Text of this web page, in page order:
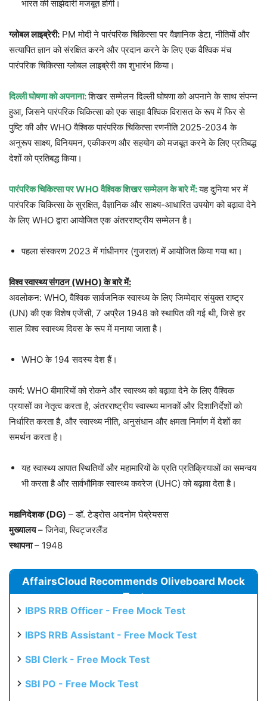
भारत की साझेदारी मजबूत होगी।
ग्लोबल लाइब्रेरी: PM मोदी ने पारंपरिक चिकित्सा पर वैज्ञानिक डेटा, नीतियों और
सत्यापित ज्ञान को संरक्षित करने और प्रदान करने के लिए एक वैश्विक मंच
पारंपरिक चिकित्सा ग्लोबल लाइब्रेरी का शुभारंभ किया।
दिल्ली घोषणा को अपनाना:शिखर सम्मेलन दिल्ली घोषणा को अपनाने के साथ संपन्न
हुआ, जिसने पारंपरिक चिकित्सा को एक साझा वैश्विक विरासत के रूप में फिर से
पुष्टि की और WHO वैश्विक पारंपरिक चिकित्सा रणनीति 2025-2034 के
अनुरूप साक्ष्य, विनियमन, एकीकरण और सहयोग को मजबूत करने के लिए प्रतिबद्ध
देशों को प्रतिबद्ध किया।
पारंपरिक चिकित्सा पर WHO वैश्विक शिखर सम्मेलन के बारे में:यह दुनिया भर में
पारंपरिक चिकित्सा के सुरक्षित, वैज्ञानिक और साक्ष्य-आधारित उपयोग को बढ़ावा देने
के लिए WHO द्वारा आयोजित एक अंतरराष्ट्रीय सम्मेलन है।
पहला संस्करण 2023 में गांधीनगर (गुजरात) में आयोजित किया गया था।
विश्व स्वास्थ्य संगठन (WHO) के बारे में:
अवलोकन: WHO, वैश्विक सार्वजनिक स्वास्थ्य के लिए जिम्मेदार संयुक्त राष्ट्र
(UN) की एक विशेष एजेंसी, 7 अप्रैल 1948 को स्थापित की गई थी, जिसे हर
साल विश्व स्वास्थ्य दिवस के रूप में मनाया जाता है।
WHO के 194 सदस्य देश हैं।
कार्य: WHO बीमारियों को रोकने और स्वास्थ्य को बढ़ावा देने के लिए वैश्विक
प्रयासों का नेतृत्व करता है, अंतरराष्ट्रीय स्वास्थ्य मानकों और दिशानिर्देशों को
निर्धारित करता है, और स्वास्थ्य नीति, अनुसंधान और क्षमता निर्माण में देशों का
समर्थन करता है।
यह स्वास्थ्य आपात स्थितियों और महामारियों के प्रति प्रतिक्रियाओं का समन्वय
भी करता है और सार्वभौमिक स्वास्थ्य कवरेज (UHC) को बढ़ावा देता है।
महानिदेशक (DG) – डॉ. टेड्रोस अदनोम घेब्रेयसस
मुख्यालय– जिनेवा, स्विट्जरलैंड
स्थापना– 1948
AffairsCloud Recommends Oliveboard Mock
Test
IBPS RRB Officer - Free Mock Test
IBPS RRB Assistant - Free Mock Test
SBI Clerk - Free Mock Test
SBI PO - Free Mock Test